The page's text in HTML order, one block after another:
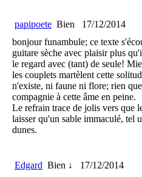
papipoete Bien
17/12/2014
bonjour funambule; ce texte
guitare sèche avec plaisir plus
le regard avec (tant) de seule!
les couplets martèlent cette
n'existe, ni faune ni flore; rien
compagnie à cette âme en peine.
Le refrain trace de jolis vers que
laisser qu'un sable immaculé, tel
dunes.
Edgard Bien ↓
17/12/2014